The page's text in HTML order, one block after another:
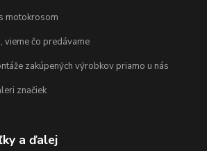
motokrosom
vieme čo predávame
zakúpených výrobkov priamo u nás
značiek
a ďalej